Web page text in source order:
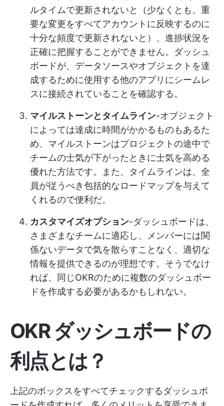
ルタイムで更新されないと（少なくとも、重
要な変更をすべてアカウントに反映するのに
十分な頻度で更新されないと）、進捗状況を
正確に把握することができません。ダッシュ
ボードが、データソースやオブジェクトを達
成するために使用する他のアプリにシームレ
スに接続されていることを確認する。
マイルストーンとタイムライン-オブジェクト
によっては達成に時間がかかるものもあるた
め、マイルストーンはプロジェクトの途中で
チームの士気が下がったときに士気を高める
優れた方法です。また、タイムラインは、全
員が従うべき包括的なロードマップを与えて
くれるので便利だ。
カスタマイズオプション-ダッシュボードは、
さまざまなチームに適応し、メンバーには関
係ないデータで気を散らすことなく、適切な
情報を提供できるのが理想です。そうでなけ
れば、同じOKRのために複数のダッシュボー
ドを作成する必要があるかもしれない。
OKR ダッシュボードの
利点とは？
上記のボックスをすべてチェックするダッシュボ